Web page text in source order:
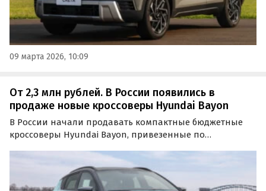
09 марта 2026, 10:09
От 2,3 млн рублей. В России появились в
продаже новые кроссоверы Hyundai Bayon
В России начали продавать компактные бюджетные
кроссоверы Hyundai Bayon, привезенные по
наличии есть только два таких автомобиля: первый
стоит 2 320 000 рублей, а второй оценён в 2 506 000
рублей, сообщают…